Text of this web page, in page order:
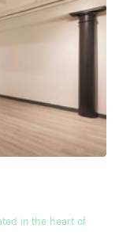
in the heart of